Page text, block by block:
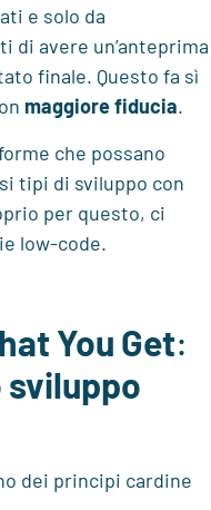
e solo da
di avere un’anteprima
finale. Questo fa sì
maggiore fiducia.
che possano
tipi di sviluppo con
per questo, ci
low-code.
You Get:
sviluppo
dei principi cardine